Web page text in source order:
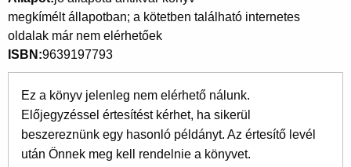
megkímélt állapotban; a kötetben található internetes
oldalak már nem elérhetőek
ISBN 9639197793
Ez a könyv jelenleg nem elérhető nálunk.
Előjegyzéssel értesítést kérhet, ha sikerül
beszereznünk egy hasonló példányt. Az értesítő levél
után Önnek meg kell rendelnie a könyvet.